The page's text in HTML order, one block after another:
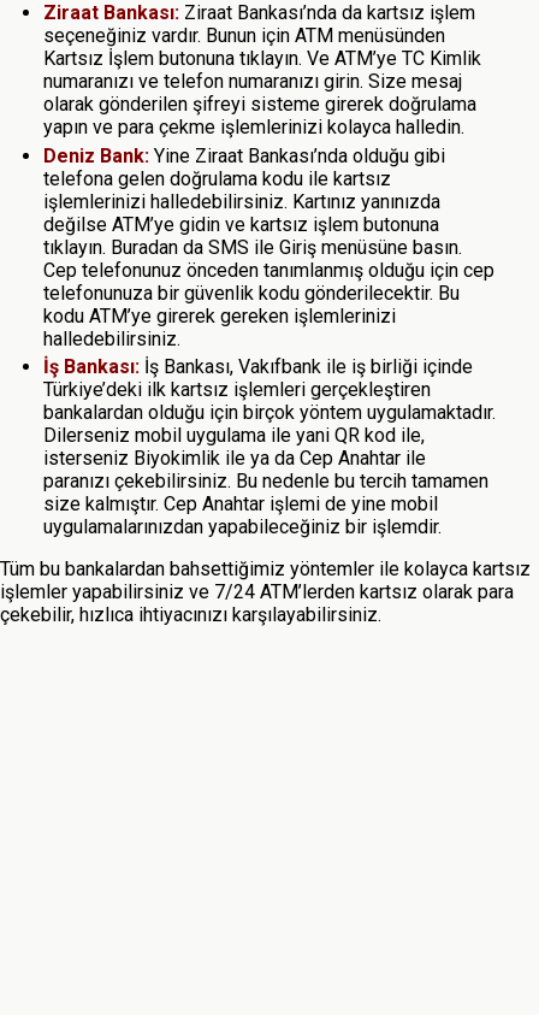
Ziraat Bankası:Ziraat Bankası’nda da kartsız işlem
seçeneğiniz vardır. Bunun için ATM menüsünden
Kartsız İşlem butonuna tıklayın. Ve ATM’ye TC Kimlik
numaranızı ve telefon numaranızı girin. Size mesaj
olarak gönderilen şifreyi sisteme girerek doğrulama
yapın ve para çekme işlemlerinizi kolayca halledin.
Deniz Bank: Yine Ziraat Bankası’nda olduğu gibi
telefona gelen doğrulama kodu ile kartsız
işlemlerinizi halledebilirsiniz. Kartınız yanınızda
değilse ATM’ye gidin ve kartsız işlem butonuna
tıklayın. Buradan da SMS ile Giriş menüsüne basın.
Cep telefonunuz önceden tanımlanmış olduğu için cep
telefonunuza bir güvenlik kodu gönderilecektir. Bu
kodu ATM’ye girerek gereken işlemlerinizi
halledebilirsiniz.
İş Bankası:İş Bankası, Vakıfbank ile iş birliği içinde
Türkiye’deki ilk kartsız işlemleri gerçekleştiren
bankalardan olduğu için birçok yöntem uygulamaktadır.
Dilerseniz mobil uygulama ile yani QR kod ile,
isterseniz Biyokimlik ile ya da Cep Anahtar ile
paranızı çekebilirsiniz. Bu nedenle bu tercih tamamen
size kalmıştır. Cep Anahtar işlemi de yine mobil
uygulamalarınızdan yapabileceğiniz bir işlemdir.
Tüm bu bankalardan bahsettiğimiz yöntemler ile kolayca kartsız
işlemler yapabilirsiniz ve 7/24 ATM’lerden kartsız olarak para
çekebilir, hızlıca ihtiyacınızı karşılayabilirsiniz.